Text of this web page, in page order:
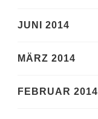
JUNI 2014
MÄRZ 2014
FEBRUAR 2014